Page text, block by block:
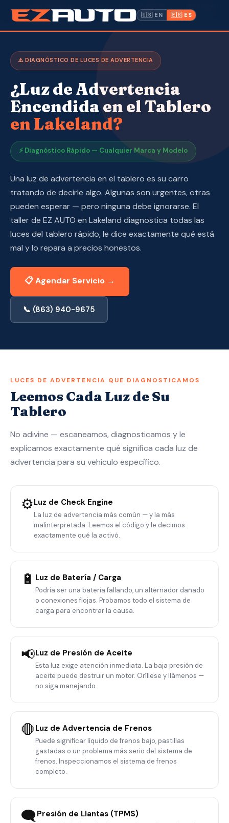
Abierto a Todos
FL ·
Memorial Blvd
·
9675
🇺🇸 EN 🇪🇸 ES
Garantía
Hacer un Pago
CPI
Servicio y Reparación
Nosotros
Contacto
Aplique Ahora — Aprobado en 10 Min →
(863) 940-9675
⚠️ DIAGNÓSTICO DE LUCES DE ADVERTENCIA
¿Luz de Advertencia
Encendida en el Tablero
en Lakeland?
⚡ Diagnóstico Rápido — Cualquier Marca y Modelo
Una luz de advertencia en el tablero es su carro
tratando de decirle algo. Algunas son urgentes, otras
pueden esperar — pero ninguna debe ignorarse. El
taller de EZ AUTO en Lakeland diagnostica todas las
luces del tablero rápido, le dice exactamente qué está
mal y lo repara a precios honestos.
📋 Agendar Servicio →
📞 (863) 940-9675
LUCES DE ADVERTENCIA QUE DIAGNOSTICAMOS
Leemos Cada Luz de Su
Tablero
No adivine — escaneamos, diagnosticamos y le
explicamos exactamente qué significa cada luz de
advertencia para su vehículo específico.
⚙️Luz de Check Engine
La luz de advertencia más común — y la más
malinterpretada. Leemos el código y le decimos
exactamente qué la activó.
🔋 Luz de Batería / Carga
Podría ser una batería fallando, un alternador dañado
o conexiones flojas. Probamos todo el sistema de
carga para encontrar la causa.
📢Luz de Presión de Aceite
Esta luz exige atención inmediata. La baja presión de
aceite puede destruir un motor. Oríllese y llámenos —
no siga manejando.
🛑 Luz de Advertencia de Frenos
Puede significar líquido de frenos bajo, pastillas
gastadas o un problema más serio del sistema de
frenos. Inspeccionamos el sistema de frenos
completo.
🗨Presión de Llantas (TPMS)